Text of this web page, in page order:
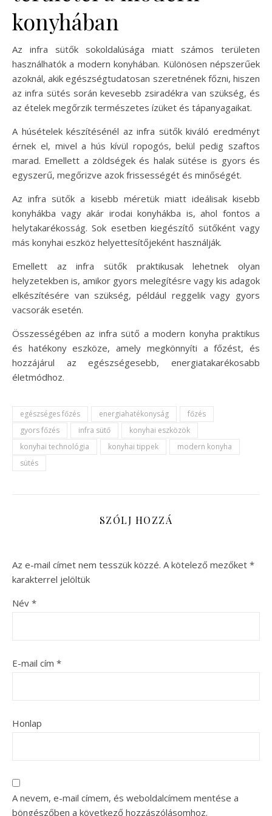
konyhában
Az infra sütők sokoldalúsága miatt számos területen
használhatók a modern konyhában. Különösen népszerűek
azoknál, akik egészségtudatosan szeretnének főzni, hiszen
az infra sütés során kevesebb zsiradékra van szükség, és
az ételek megőrzik természetes ízüket és tápanyagaikat.
A húsételek készítésénél az infra sütők kiváló eredményt
érnek el, mivel a hús kívül ropogós, belül pedig szaftos
marad. Emellett a zöldségek és halak sütése is gyors és
egyszerű, megőrizve azok frissességét és minőségét.
Az infra sütők a kisebb méretük miatt ideálisak kisebb
konyhákba vagy akár irodai konyhákba is, ahol fontos a
helytakarékosság. Sok esetben kiegészítő sütőként vagy
más konyhai eszköz helyettesítőjeként használják.
Emellett az infra sütők praktikusak lehetnek olyan
helyzetekben is, amikor gyors melegítésre vagy kis adagok
elkészítésére van szükség, például reggelik vagy gyors
vacsorák esetén.
Összességében az infra sütő a modern konyha praktikus
és hatékony eszköze, amely megkönnyíti a főzést, és
hozzájárul az egészségesebb, energiatakarékosabb
életmódhoz.
egészséges főzés energiahatékonyság
főzés
gyors főzés
infra sütő
konyhai eszközök
konyhai technológia
konyhai tippek
modern konyha
sütés
SZÓLJ HOZZÁ
Az e-mail címet nem tesszük közzé. A kötelező mezőket *
karakterrel jelöltük
Név *
E-mail cím *
Honlap
A nevem, e-mail címem, és weboldalcímem mentése a
böngészőben a következő hozzászólásomhoz.